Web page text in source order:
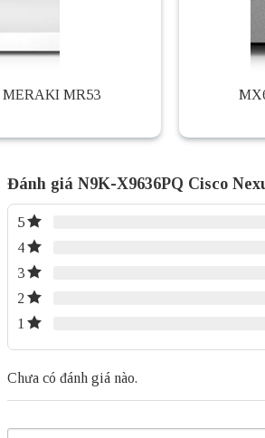
MERAKI MR53
Đánh giá N9K-X9636PQ Cisco
5
4
3
2
1
Chưa có đánh giá nào.